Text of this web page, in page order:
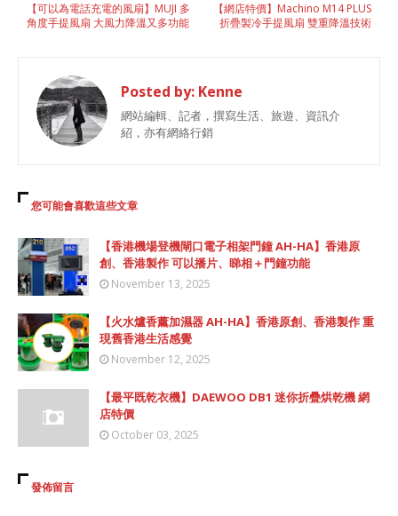
【網店特價】Machino M14 PLUS
折疊製冷手提風扇 雙重降溫技術
【可以為電話充電的風扇】MUJI 多
角度手提風扇 大風力降溫又多功能
Posted by: Kenne
網站編輯、記者，撰寫生活、旅遊、資訊介
紹，亦有網絡行銷
您可能會喜歡這些文章
【香港機場登機閘口電子相架門鐘 AH-HA】香港原
創、香港製作 可以播片、睇相＋門鐘功能
November 13, 2025
【火水爐香薰加濕器 AH-HA】香港原創、香港製作 重
現舊香港生活感覺
November 12, 2025
【最平既乾衣機】DAEWOO DB1 迷你折疊烘乾機 網
店特價
October 03, 2025
發佈留言